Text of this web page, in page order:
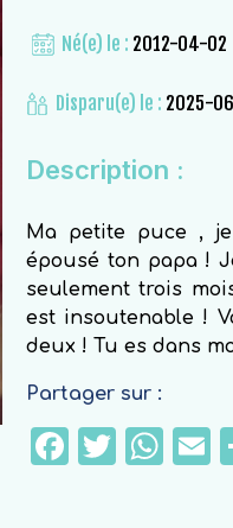
Né(e) le : 2012-04-02
Disparu(e) le : 2025-
Description :
Ma petite puce ,
épousé ton papa !
seulement trois
est insoutenable !
deux ! Tu es dans
Partager sur :